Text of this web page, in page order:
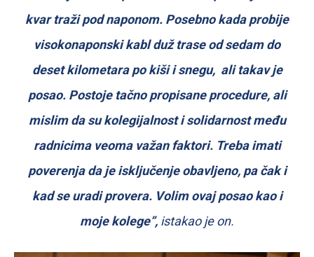
kvar traži pod naponom. Posebno kada probije
visokonaponski kabl duž trase od sedam do
deset kilometara po kiši i snegu, ali takav je
posao. Postoje tačno propisane procedure, ali
mislim da su kolegijalnost i solidarnost među
radnicima veoma važan faktori. Treba imati
poverenja da je isključenje obavljeno, pa čak i
kad se uradi provera. Volim ovaj posao kao i
moje kolege”, istakao je on.